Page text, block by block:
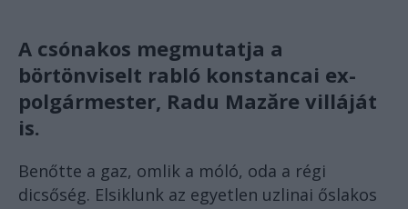
A csónakos megmutatja a
börtönviselt rabló konstancai ex-
polgármester, Radu Mazăre villáját
is.
Benőtte a gaz, omlik a móló, oda a régi
dicsőség. Elsiklunk az egyetlen uzlinai őslakos